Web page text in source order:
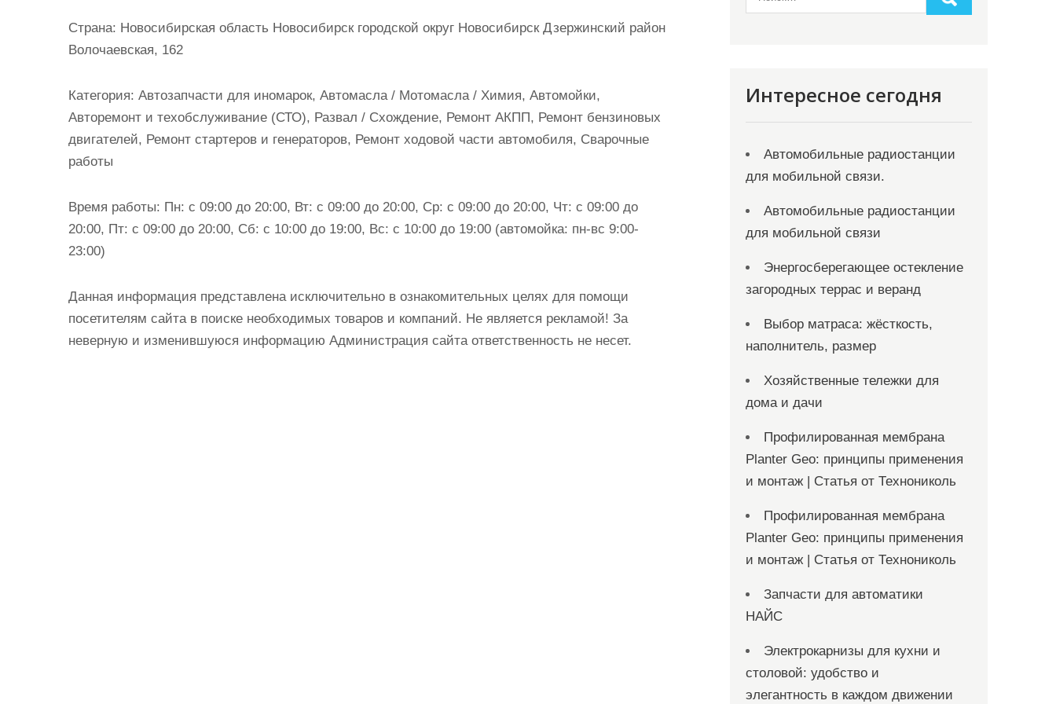
Страна: Новосибирская область Новосибирск городской округ Новосибирск Дзержинский район
Волочаевская, 162
Категория: Автозапчасти для иномарок, Автомасла / Мотомасла / Химия, Автомойки,
Авторемонт и техобслуживание (СТО), Развал / Схождение, Ремонт АКПП, Ремонт бензиновых
двигателей, Ремонт стартеров и генераторов, Ремонт ходовой части автомобиля, Сварочные
работы
Время работы: Пн: с 09:00 до 20:00, Вт: с 09:00 до 20:00, Ср: с 09:00 до 20:00, Чт: с 09:00 до
20:00, Пт: с 09:00 до 20:00, Сб: с 10:00 до 19:00, Вс: с 10:00 до 19:00 (автомойка: пн-вс 9:00-
23:00)
Данная информация представлена исключительно в ознакомительных целях для помощи
посетителям сайта в поиске необходимых товаров и компаний. Не является рекламой! За
неверную и изменившуюся информацию Администрация сайта ответственность не несет.
Интересное сегодня
Автомобильные радиостанции
для мобильной связи.
Автомобильные радиостанции
для мобильной связи
Энергосберегающее остекление
загородных террас и веранд
Выбор матраса: жёсткость,
наполнитель, размер
Хозяйственные тележки для
дома и дачи
Профилированная мембрана
Planter Geo: принципы применения
и монтаж | Статья от Технониколь
Профилированная мембрана
Planter Geo: принципы применения
и монтаж | Статья от Технониколь
Запчасти для автоматики
НАЙС
Электрокарнизы для кухни и
столовой: удобство и
элегантность в каждом движении